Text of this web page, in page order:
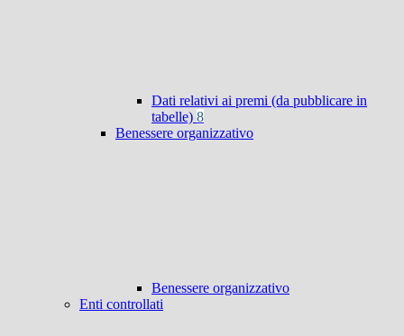
Dati relativi ai premi (da pubblicare in
tabelle) 8
Benessere organizzativo
Benessere organizzativo
Enti controllati